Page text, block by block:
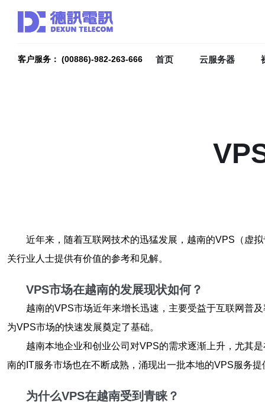
客户服务： (00886)-982-263-666 首页 云服务器
近年来，随着互联网技术的迅猛发展，越南的VPS（虚
关行业人士提供有价值的参考和见解。
VPS市场在越南的发展现状如何？
越南的VPS市场近年来增长迅速，主要受益于互联网普
为VPS市场的快速发展奠定了基础。
越南本地企业和创业公司对VPS的需求逐渐上升，尤其
南的IT服务市场也在不断成熟，涌现出一批本地的VPS服务提
为什么VPS在越南受到青睐？